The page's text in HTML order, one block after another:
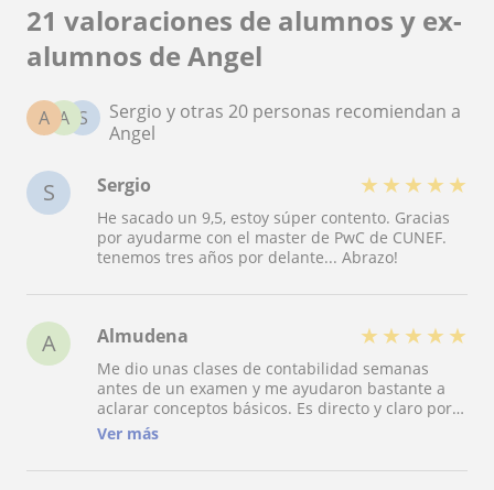
21 valoraciones de alumnos y ex-
alumnos de Angel
S
A
A
Sergio y otras 20 personas recomiendan a
Angel
S Sergio ★ ★ ★ ★ ★
He sacado un 9,5, estoy súper contento. Gracias
por ayudarme con el master de PwC de CUNEF.
tenemos tres años por delante... Abrazo!
A Almudena ★ ★ ★ ★ ★
Me dio unas clases de contabilidad semanas
antes de un examen y me ayudaron bastante a
aclarar conceptos básicos. Es directo y claro por
lo que sus explicaciones son fáciles de entender.
Ver más